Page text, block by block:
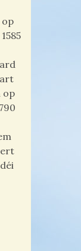
op
op